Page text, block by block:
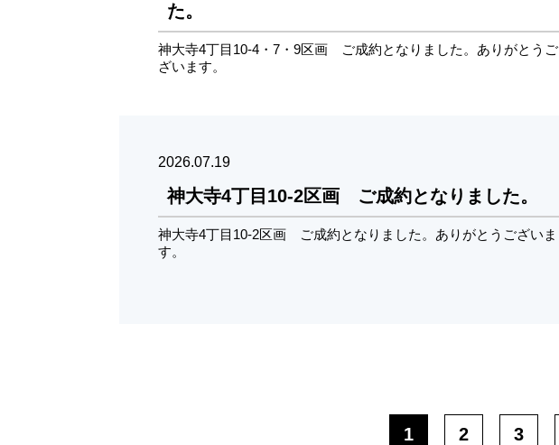
た。
神大寺4丁目10-4・7・9区画 ご成約となりました。ありがとうご
ざいます。
2026.07.19
神大寺4丁目10-2区画 ご成約となりました。
神大寺4丁目10-2区画 ご成約となりました。ありがとうございま
す。
1 2 3